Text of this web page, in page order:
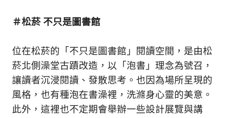
＃松菸 不只是圖書館
位在松菸的「不只是圖書館」閱讀空間，是由松
菸北側澡堂古蹟改造，以「泡書」理念為號召，
讓讀者沉浸閱讀、發散思考。也因為場所呈現的
風格，也有種泡在書澡裡，洗滌身心靈的美意。
此外，這裡也不定期會舉辦一些設計展覽與講